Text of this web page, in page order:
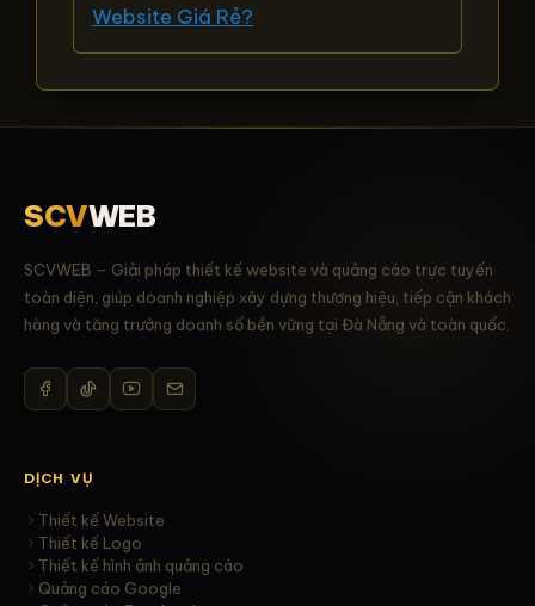
Website Giá Rẻ?
SCVWEB
SCVWEB – Giải pháp thiết kế website và quảng cáo trực tuyến
toàn diện, giúp doanh nghiệp xây dựng thương hiệu, tiếp cận khách
hàng và tăng trưởng doanh số bền vững tại Đà Nẵng và toàn quốc.
DỊCH VỤ
Thiết kế Website
Thiết kế Logo
Thiết kế hình ảnh quảng cáo
Quảng cáo Google